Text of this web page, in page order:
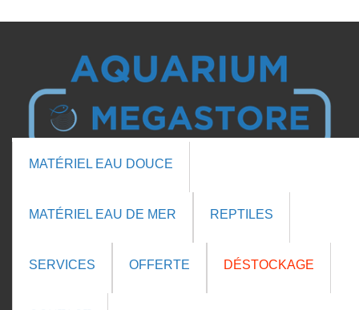
MATÉRIEL EAU DOUCE
MATÉRIEL EAU DE MER REPTILES
SERVICES OFFERTE DÉSTOCKAGE